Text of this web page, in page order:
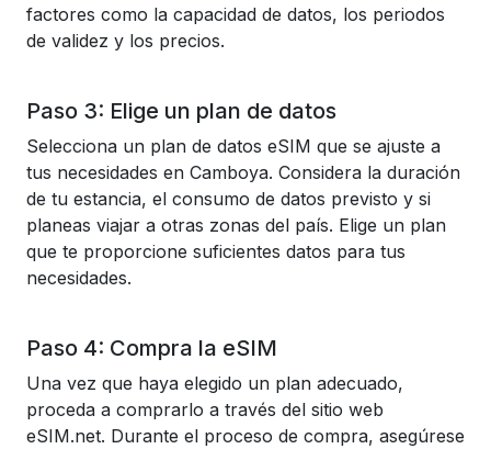
factores como la capacidad de datos, los periodos
de validez y los precios.
Paso 3: Elige un plan de datos
Selecciona un plan de datos eSIM que se ajuste a
tus necesidades en Camboya. Considera la duración
de tu estancia, el consumo de datos previsto y si
planeas viajar a otras zonas del país. Elige un plan
que te proporcione suficientes datos para tus
necesidades.
Paso 4: Compra la eSIM
Una vez que haya elegido un plan adecuado,
proceda a comprarlo a través del sitio web
eSIM.net. Durante el proceso de compra, asegúrese